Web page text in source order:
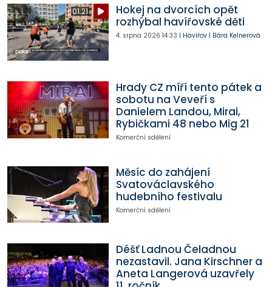
01:21
Hokej na dvorcích opět
rozhýbal havířovské děti
4. srpna 2026 14:33 | Havířov| Bára Kelnerová
Hrady CZ míří tento pátek a
sobotu na Veveří s
Danielem Landou, Mirai,
Rybičkami 48 nebo Mig 21
Komerční sdělení
Měsíc do zahájení
Svatováclavského
hudebního festivalu
Komerční sdělení
Déšť Ladnou Čeladnou
nezastavil. Jana Kirschner a
Aneta Langerová uzavřely